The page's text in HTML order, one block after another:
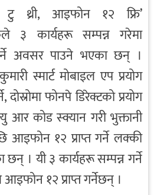
टु थ्री, आइफोन १२ फ्रि’
३ कार्यहरू सम्पन्न गरेमा
अवसर पाउने भएका छन् ।
स्मार्ट मोबाइल एप प्रयोग
दोस्रोमा फोनपे डिरेक्टको प्रयोग
आर कोड स्क्यान गरी भुक्तानी
आइफोन १२ प्राप्त गर्ने लक्की
छन् । यी ३ कार्यहरू सम्पन्न गर्ने
१२ प्राप्त गर्नेछन् ।